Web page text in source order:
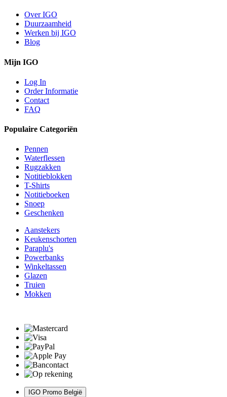
Over IGO
Duurzaamheid
Werken bij IGO
Blog
Mijn IGO
Log In
Order Informatie
Contact
FAQ
Populaire Categoriën
Pennen
Waterflessen
Rugzakken
Notitieblokken
T-Shirts
Notitieboeken
Snoep
Geschenken
Aanstekers
Keukenschorten
Paraplu's
Powerbanks
Winkeltassen
Glazen
Truien
Mokken
IGO Promo België